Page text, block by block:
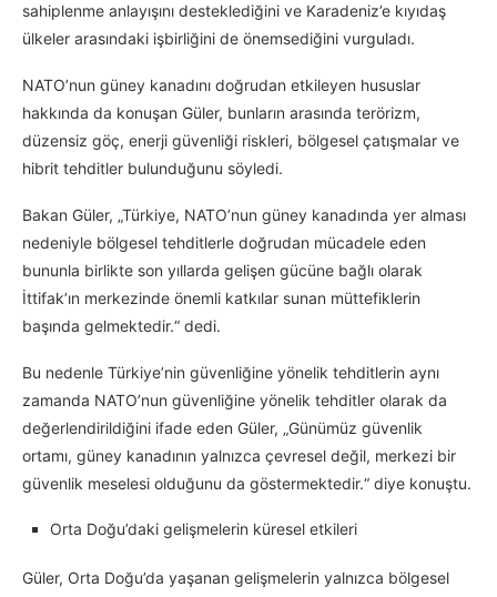
sahiplenme anlayışını desteklediğini ve Karadeniz’e kıyıdaş
ülkeler arasındaki işbirliğini de önemsediğini vurguladı.
NATO’nun güney kanadını doğrudan etkileyen hususlar
hakkında da konuşan Güler, bunların arasında terörizm,
düzensiz göç, enerji güvenliği riskleri, bölgesel çatışmalar ve
hibrit tehditler bulunduğunu söyledi.
Bakan Güler, „Türkiye, NATO’nun güney kanadında yer alması
nedeniyle bölgesel tehditlerle doğrudan mücadele eden
bununla birlikte son yıllarda gelişen gücüne bağlı olarak
İttifak’ın merkezinde önemli katkılar sunan müttefiklerin
başında gelmektedir.“ dedi.
Bu nedenle Türkiye’nin güvenliğine yönelik tehditlerin aynı
zamanda NATO’nun güvenliğine yönelik tehditler olarak da
değerlendirildiğini ifade eden Güler, „Günümüz güvenlik
ortamı, güney kanadının yalnızca çevresel değil, merkezi bir
güvenlik meselesi olduğunu da göstermektedir.“ diye konuştu.
Orta Doğu’daki gelişmelerin küresel etkileri
Güler, Orta Doğu’da yaşanan gelişmelerin yalnızca bölgesel